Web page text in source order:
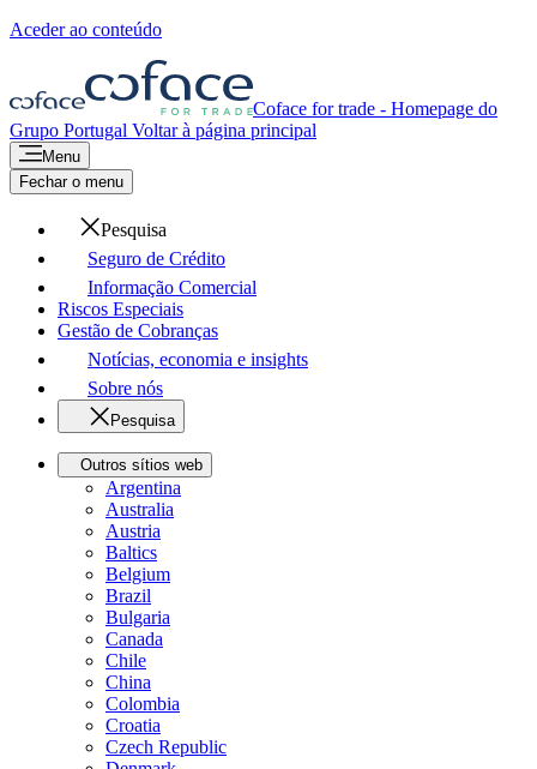
Aceder ao conteúdo
Coface for trade - Homepage do
Grupo Portugal Voltar à página principal
Menu
Fechar o menu
Pesquisa
Seguro de Crédito
Informação Comercial
Riscos Especiais
Gestão de Cobranças
Notícias, economia e insights
Sobre nós
Pesquisa
Outros sítios web
Argentina
Australia
Austria
Baltics
Belgium
Brazil
Bulgaria
Canada
Chile
China
Colombia
Croatia
Czech Republic